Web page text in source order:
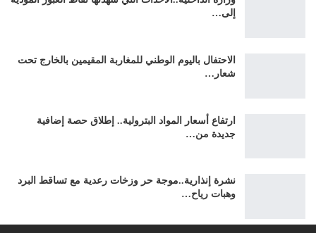
إلى…
الاحتفال باليوم الوطني للمغاربة المقيمين بالخارج تحت
شعار…
ارتفاع أسعار المواد البترولية.. إطلاق حصة إضافية
جديدة من…
نشرة إنذارية..موجة حر وزخات رعدية مع تساقط البرد
وهبات رياح…